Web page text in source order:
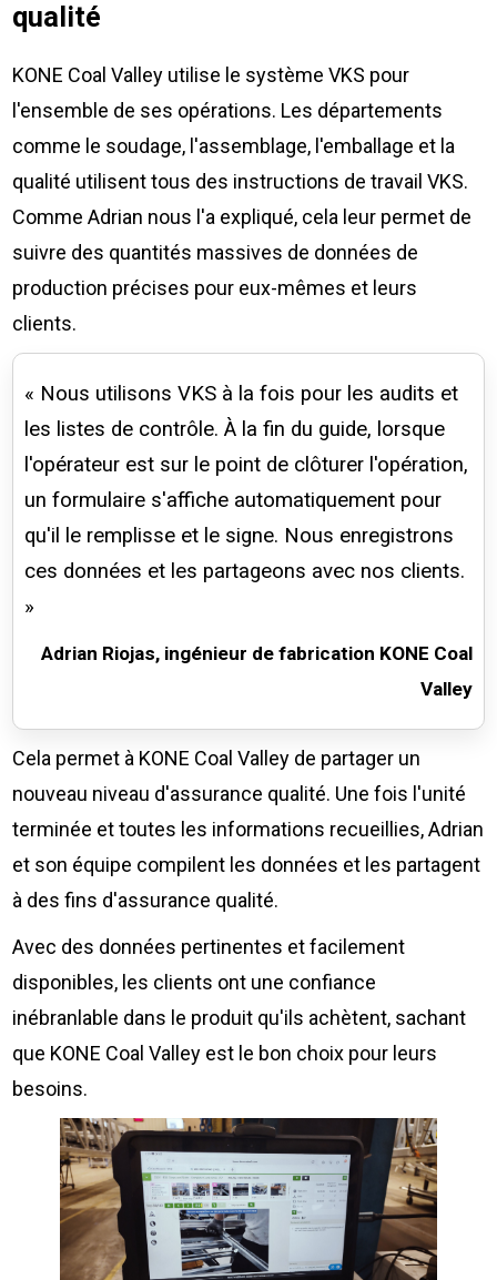
qualité
KONE Coal Valley utilise le système VKS pour
l'ensemble de ses opérations. Les départements
comme le soudage, l'assemblage, l'emballage et la
qualité utilisent tous des instructions de travail VKS.
Comme Adrian nous l'a expliqué, cela leur permet de
suivre des quantités massives de données de
production précises pour eux-mêmes et leurs
clients.
« Nous utilisons VKS à la fois pour les audits et
les listes de contrôle. À la fin du guide, lorsque
l'opérateur est sur le point de clôturer l'opération,
un formulaire s'affiche automatiquement pour
qu'il le remplisse et le signe. Nous enregistrons
ces données et les partageons avec nos clients.
»
Adrian Riojas, ingénieur de fabrication KONE Coal
Valley
Cela permet à KONE Coal Valley de partager un
nouveau niveau d'assurance qualité. Une fois l'unité
terminée et toutes les informations recueillies, Adrian
et son équipe compilent les données et les partagent
à des fins d'assurance qualité.
Avec des données pertinentes et facilement
disponibles, les clients ont une confiance
inébranlable dans le produit qu'ils achètent, sachant
que KONE Coal Valley est le bon choix pour leurs
besoins.